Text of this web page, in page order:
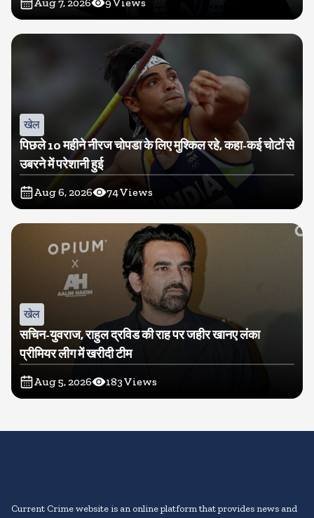
Aug 7, 2026 9Views
खेल
पिछले 10 महीने नीरज चोपडा के लिए मुश्किल रहे, कहा-कई चोटों से
उबरने में परेशानी हुई
Aug 6, 2026 74Views
खेल
सचिन-युवराज, राहुल द्रविड की राह पर जहीर खानए लंका
प्रीमियर लीग में खरीदी टीम
Aug 5, 2026 183Views
Current Crime website is an online platform that provides news and